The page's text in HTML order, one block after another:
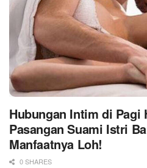
Hubungan Intim di Pagi
Pasangan Suami Istri
Manfaatnya Loh!
0 SHARES